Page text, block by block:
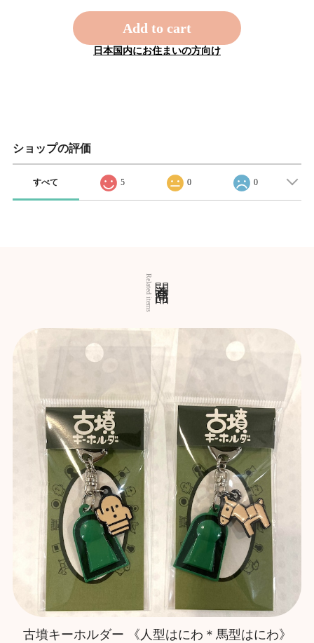
Add to cart
日本国内にお住まいの方向け
ショップの評価
すべて 5 0 0
Related items
古墳キーホルダー 《人型はにわ＊馬型はにわ》